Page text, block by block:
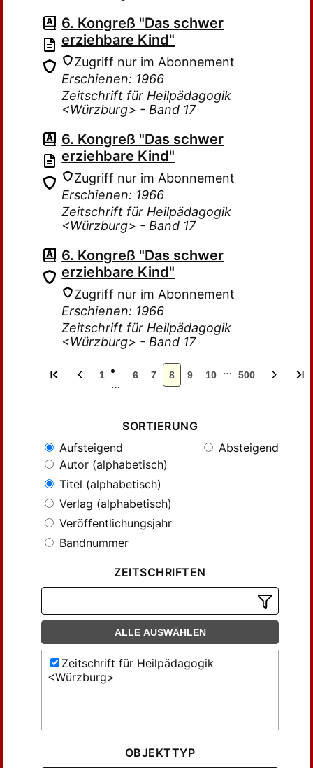
6. Kongreß "Das schwer
erziehbare Kind"
Zugriff nur im Abonnement
Erschienen: 1966
Zeitschrift für Heilpädagogik
<Würzburg> - Band 17
6. Kongreß "Das schwer
erziehbare Kind"
Zugriff nur im Abonnement
Erschienen: 1966
Zeitschrift für Heilpädagogik
<Würzburg> - Band 17
6. Kongreß "Das schwer
erziehbare Kind"
Zugriff nur im Abonnement
Erschienen: 1966
Zeitschrift für Heilpädagogik
<Würzburg> - Band 17
1
…
6 7 8 9 10 … 500
SORTIERUNG
Aufsteigend
Absteigend
Autor (alphabetisch)
Titel (alphabetisch)
Verlag (alphabetisch)
Veröffentlichungsjahr
Bandnummer
ZEITSCHRIFTEN
ALLE AUSWÄHLEN
Zeitschrift für Heilpädagogik
<Würzburg>
OBJEKTTYP